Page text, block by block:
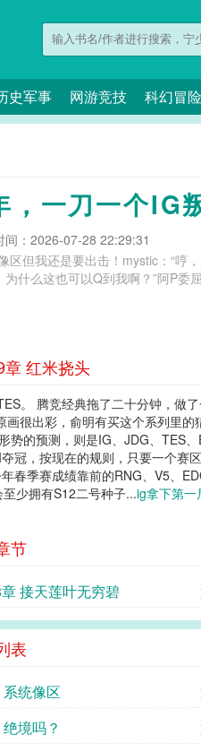
史军事 网游竞技 科幻冒险
，一刀一个IG
间：2026-07-28 22:29:31
区但我还是要出击！mystic：“哼
为什么这也可以Q到我啊？”阿P
章 红米挠头
。 腾竞经典拖了二十分钟，做
很出彩，俞明有买这个系列里
势的预测，则是IG、JDG、TES
冠，按现在的规则，只要一个
春季赛成绩靠前的RNG、V5、
少拥有S12二号种子...ig拿下第一
节
接天莲叶无穷碧
表
统像区
境吗？